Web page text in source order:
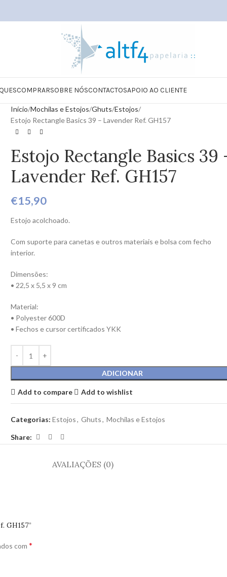
COMPRARSOBRE NÓSCONTACTOSAPOIO AO CLIENTE
Início Mochilas e Estojos Ghuts Estojos
Estojo Rectangle Basics 39 – Lavender Ref. GH157
Estojo Rectangle Basics 39
Lavender Ref. GH157
€15,90
Estojo acolchoado.
Com suporte para canetas e outros materiais e bolsa com fecho
interior.
Dimensões:
• 22,5 x 5,5 x 9 cm
Material:
• Polyester 600D
• Fechos e cursor certificados YKK
ADICIONAR
Add to compare Add to wishlist
Categorias: Estojos , Ghuts , Mochilas e Estojos
Share:
AVALIAÇÕES (0)
GH157”
com *